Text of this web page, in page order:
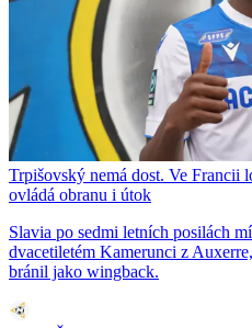
Trpišovský nemá dost. Ve Francii
ovládá obranu i útok
Slavia po sedmi letních posilách
dvacetiletém Kamerunci z
bránil jako wingback.